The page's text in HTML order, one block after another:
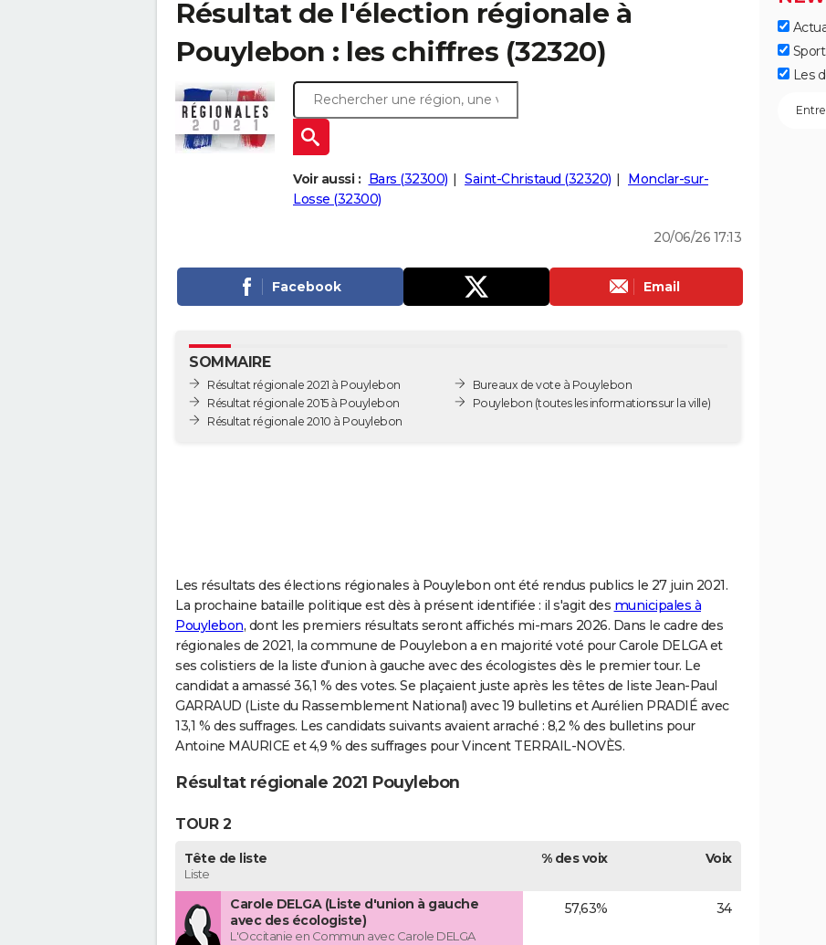
Résultat de l'élection régionale à
Pouylebon : les chiffres (32320)
Voir aussi : Bars (32300) Saint-Christaud (32320)
Monclar-sur-
Losse (32300)
20/06/26 17:13
Facebook Email
SOMMAIRE
Résultat régionale 2021 à Pouylebon
Résultat régionale 2015 à Pouylebon
Résultat régionale 2010 à Pouylebon
Bureaux de vote à Pouylebon
Pouylebon (toutes les informations sur la ville)
Les résultats des élections régionales à Pouylebon ont été rendus publics le 27 juin 2021.
La prochaine bataille politique est dès à présent identifiée : il s'agit des municipales à
Pouylebon, dont les premiers résultats seront affichés mi-mars 2026. Dans le cadre des
régionales de 2021, la commune de Pouylebon a en majorité voté pour Carole DELGA et
ses colistiers de la liste d'union à gauche avec des écologistes dès le premier tour. Le
candidat a amassé 36,1 % des votes. Se plaçaient juste après les têtes de liste Jean-Paul
GARRAUD (Liste du Rassemblement National) avec 19 bulletins et Aurélien PRADIÉ avec
13,1 % des suffrages. Les candidats suivants avaient arraché : 8,2 % des bulletins pour
Antoine MAURICE et 4,9 % des suffrages pour Vincent TERRAIL-NOVÈS.
Résultat régionale 2021 Pouylebon
TOUR 2
Tête de liste
Liste
% des voix Voix
Carole DELGA (Liste d'union à gauche
avec des écologiste)
L'Occitanie en Commun avec Carole DELGA
57,63% 34
Sport
Les